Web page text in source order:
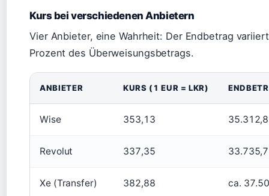
Kurs bei verschiedenen Anbietern
Vier Anbieter, eine Wahrheit: Der Endbetrag
Prozent des Überweisungsbetrags.
ANBIETER KURS (1 EUR = LKR)
Wise 353,13
Revolut 337,35
Xe (Transfer) 382,88 ca.